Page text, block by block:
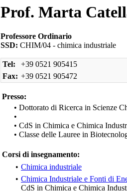
Prof. Marta
Professore Ordinario
SSD: CHIM/04 - chimica industriale
Tel: +39 0521 905415
Fax: +39 0521 905472
Presso:
• Dottorato di Ricerca in Scienze
•
• CdS in Chimica e Chimica
• Classe delle Lauree in
Corsi di insegnamento:
• Chimica industriale
• Chimica Industriale e Fonti di
CdS in Chimica e Chimica